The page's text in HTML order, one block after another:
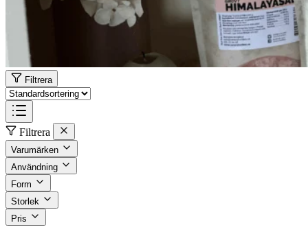
Filtrera
Filtrera
Varumärken
Användning
Form
Storlek
Pris